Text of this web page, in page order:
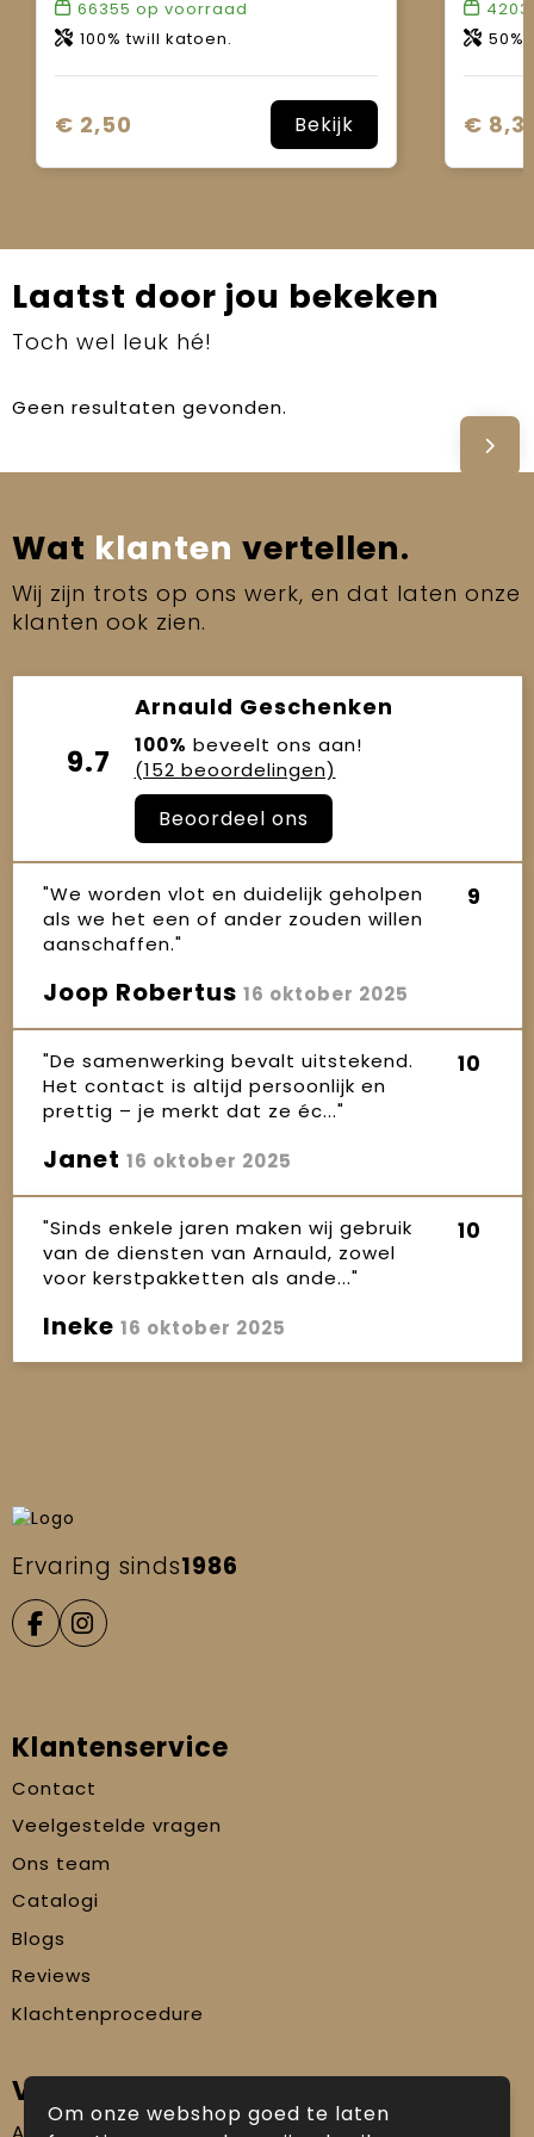
66355 op voorraad
100% twill katoen.
€ 2,50 Bekijk
4203
50%
€
Laatst door jou bekeken
Toch wel leuk hé!
Geen resultaten gevonden.
Wat klanten vertellen.
Wij zijn trots op ons werk, en dat laten onze
klanten ook zien.
9.7
Arnauld Geschenken
100% beveelt ons aan!
(152 beoordelingen)
Beoordeel ons
"We worden vlot en duidelijk geholpen
als we het een of ander zouden willen
aanschaffen."
9
Joop Robertus 16 oktober 2025
"De samenwerking bevalt uitstekend.
Het contact is altijd persoonlijk en
prettig – je merkt dat ze éc..."
10
Janet 16 oktober 2025
"Sinds enkele jaren maken wij gebruik
van de diensten van Arnauld, zowel
voor kerstpakketten als ande..."
10
Ineke 16 oktober 2025
Ervaring sinds1986
Klantenservice
Contact
Veelgestelde vragen
Ons team
Catalogi
Blogs
Reviews
Klachtenprocedure
Veilig winkelen
Algemene voorwaarden
Om onze webshop goed te laten